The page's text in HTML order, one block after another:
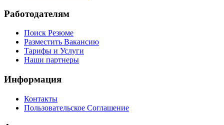
Работодателям
Поиск Резюме
Разместить Вакансию
Тарифы и Услуги
Наши партнеры
Информация
Контакты
Пользовательское Соглашение